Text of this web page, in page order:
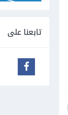
تابعنا على